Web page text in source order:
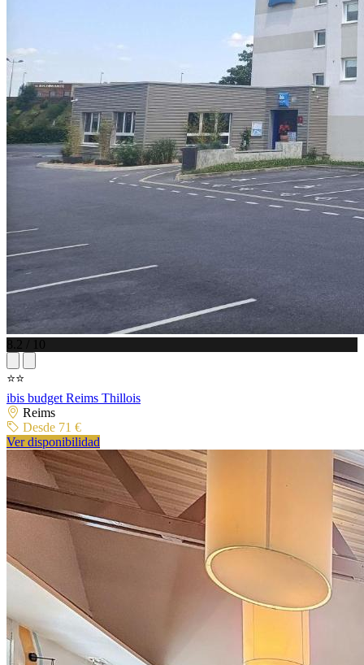
8.2 / 10
⭐⭐
ibis budget Reims Thillois
Reims
Desde 71 €
Ver disponibilidad